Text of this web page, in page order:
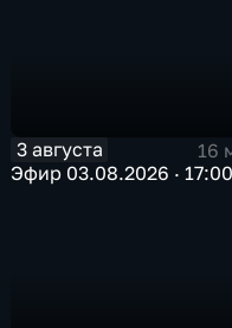
3 августа
16
Эфир 03.08.2026 · 17:00